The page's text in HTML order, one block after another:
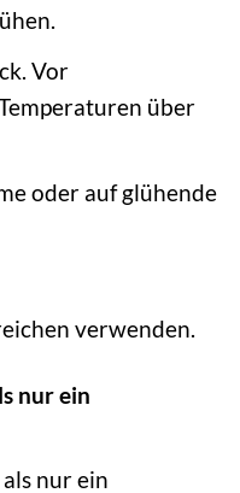
Vor
über
oder auf glühende
verwenden.
nur ein
nur ein